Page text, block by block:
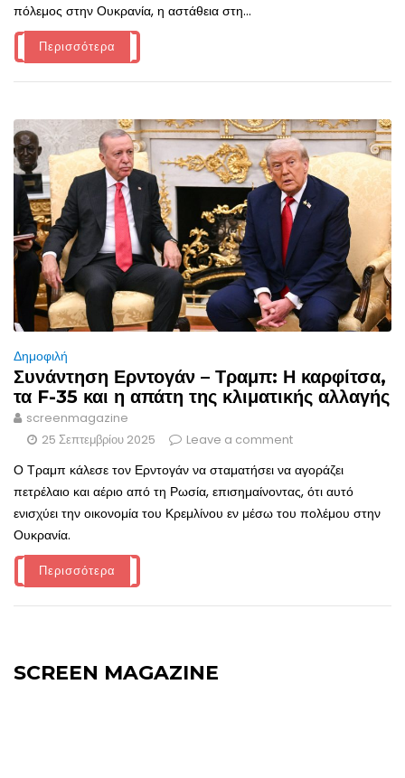
πόλεμος στην Ουκρανία, η αστάθεια στη...
Περισσότερα
Δημοφιλή
Συνάντηση Ερντογάν – Τραμπ: Η καρφίτσα,
τα F-35 και η απάτη της κλιματικής αλλαγής
screenmagazine
25 Σεπτεμβρίου 2025
Leave a comment
Ο Τραμπ κάλεσε τον Ερντογάν να σταματήσει να αγοράζει
πετρέλαιο και αέριο από τη Ρωσία, επισημαίνοντας, ότι αυτό
ενισχύει την οικονομία του Κρεμλίνου εν μέσω του πολέμου στην
Ουκρανία.
Περισσότερα
SCREEN MAGAZINE